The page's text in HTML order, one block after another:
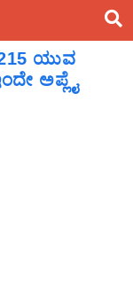
ಯುವ
ಅಪ್ಲೈ